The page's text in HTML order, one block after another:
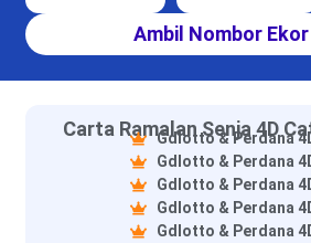
Ambil Nombor
Carta Ramalan Senja 4D
Gdlotto & Perdana
Gdlotto & Perdana
Gdlotto & Perdana
Gdlotto & Perdana
Gdlotto & Perdana